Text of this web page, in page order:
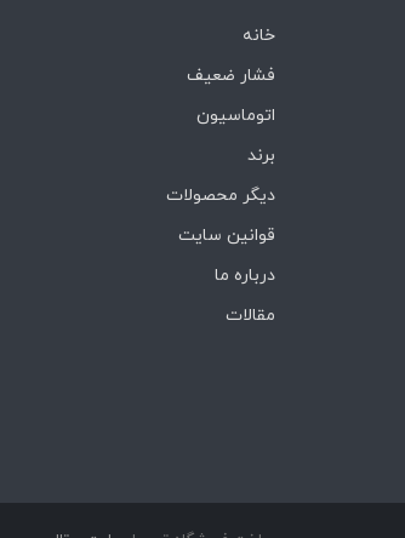
خانه
فشار ضعیف
اتوماسیون
برند
دیگر محصولات
قوانین سایت
درباره ما
مقالات